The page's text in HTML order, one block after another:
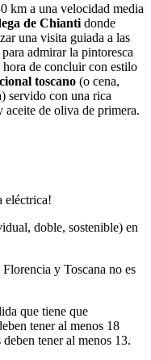
km a una velocidad media
de Chianti donde
una visita guiada a las
admirar la pintoresca
de concluir con estilo
toscano (o cena,
servido con una rica
aceite de oliva de primera.
eléctrica!
doble, sostenible) en
y Toscana no es
que tiene que
tener al menos 18
tener al menos 13.